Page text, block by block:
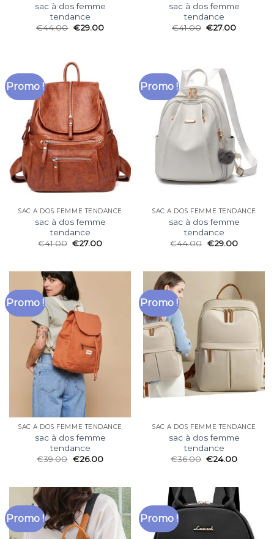
sac à dos femme
tendance
€44.00 €29.00
sac à dos femme
tendance
€41.00 €27.00
Promo !
SAC À DOS FEMME TENDANCE
sac à dos femme
tendance
€41.00 €27.00
Promo !
SAC À DOS FEMME TENDANCE
sac à dos femme
tendance
€44.00 €29.00
Promo !
SAC À DOS FEMME TENDANCE
sac à dos femme
tendance
€39.00 €26.00
Promo !
SAC À DOS FEMME TENDANCE
sac à dos femme
tendance
€36.00 €24.00
Promo ! Promo !